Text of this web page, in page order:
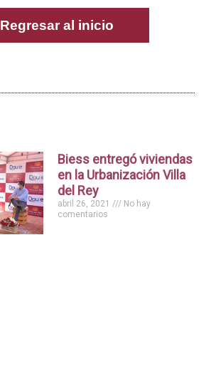
Regresar al inicio
Biess entregó viviendas
en la Urbanización Villa
del Rey
abril 26, 2021
No hay
comentarios